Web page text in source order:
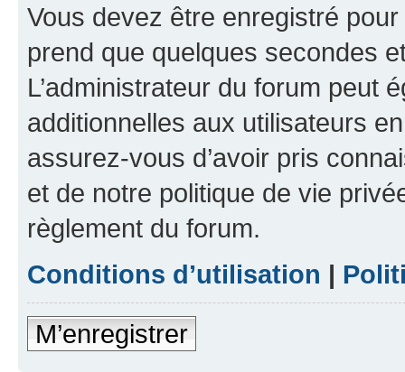
Vous devez être enregistré
prend que quelques secondes
L’administrateur du forum peut
additionnelles aux utilisateurs
assurez-vous d’avoir pris
et de notre politique de vie
règlement du forum.
Conditions d’utilisation |
M’enregistrer